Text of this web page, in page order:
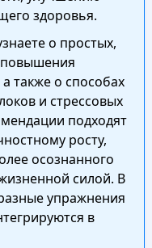
здоровья.
о простых,
повышения
также о способах
и стрессовых
подходят
росту,
осознанного
силой. В
упражнения
в